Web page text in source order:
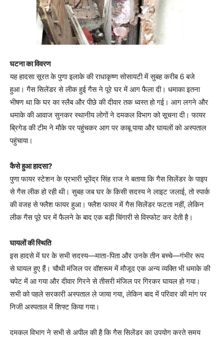
घटना का विवरण
यह हादसा सूरत के पुणा इलाके की राधाकृष्ण सोसायटी में सुबह करीब 6 बजे
हुआ। गैस सिलेंडर से लीक हुई गैस ने पूरे घर में आग फैला दी। धमाका इतना
भीषण था कि घर का स्लैब और पीछे की दीवार तक ध्वस्त हो गई। आग लगने और
धमाके की आवाज सुनकर स्थानीय लोगों ने दमकल विभाग को सूचना दी। फायर
ब्रिगेड की टीम ने मौके पर पहुंचकर आग पर काबू पाया और घायलों को अस्पताल
पहुंचाया।
कैसे हुआ हादसा?
पुणा फायर स्टेशन के प्रभारी भूपेंद्र सिंह राज ने बताया कि गैस सिलेंडर के पाइप
से गैस लीक हो रही थी। सुबह जब घर के किसी सदस्य ने लाइट जलाई, तो स्पार्क
की वजह से फ्लैश फायर हुआ। फ्लैश फायर में गैस सिलेंडर फटता नहीं, लेकिन
लीक गैस पूरे घर में फैलने के बाद एक बड़ी चिंगारी से विस्फोट कर देती है।
घायलों की स्थिति
इस हादसे में घर के सभी सदस्य—माता-पिता और उनके तीन बच्चे—गंभीर रूप
से घायल हुए हैं। चौथी मंजिल पर वॉशरूम में मौजूद एक अन्य व्यक्ति भी धमाके की
चपेट में आ गया और दीवार गिरने से तीसरी मंजिल पर गिरकर घायल हो गया।
सभी को पहले सरकारी अस्पताल ले जाया गया, लेकिन बाद में परिवार की मांग पर
निजी अस्पताल में शिफ्ट किया गया।
दमकल विभाग ने सभी से अपील की है कि गैस सिलेंडर का उपयोग करते समय